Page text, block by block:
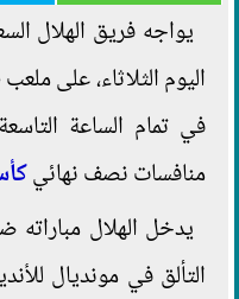
يواجه فريق الهلال
اليوم الثلاثاء، على
في تمام الساعة
منافسات نصف نهائي
يدخل الهلال
التألق في مونديال